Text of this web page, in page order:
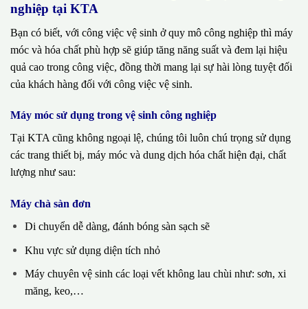
nghiệp tại KTA
Bạn có biết, với công việc vệ sinh ở quy mô công nghiệp thì máy
móc và hóa chất phù hợp sẽ giúp tăng năng suất và đem lại hiệu
quả cao trong công việc, đồng thời mang lại sự hài lòng tuyệt đối
của khách hàng đối với công việc vệ sinh.
Máy móc sử dụng trong vệ sinh công nghiệp
Tại KTA cũng không ngoại lệ, chúng tôi luôn chú trọng sử dụng
các trang thiết bị, máy móc và dung dịch hóa chất hiện đại, chất
lượng như sau:
Máy chà sàn đơn
Di chuyển dễ dàng, đánh bóng sàn sạch sẽ
Khu vực sử dụng diện tích nhỏ
Máy chuyên vệ sinh các loại vết không lau chùi như: sơn, xi
măng, keo,…